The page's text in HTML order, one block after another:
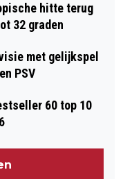
hitte terug
32 graden
met gelijkspel
PSV
60 top 10